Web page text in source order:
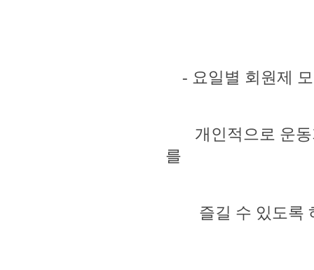
- 요일별 회원제
개인적으로 운동
를
즐길 수 있도록